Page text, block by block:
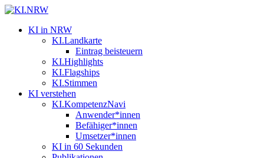
KI in NRW
KI.Landkarte
Eintrag beisteuern
KI.Highlights
KI.Flagships
KI.Stimmen
KI verstehen
KI.KompetenzNavi
Anwender*innen
Befähiger*innen
Umsetzer*innen
KI in 60 Sekunden